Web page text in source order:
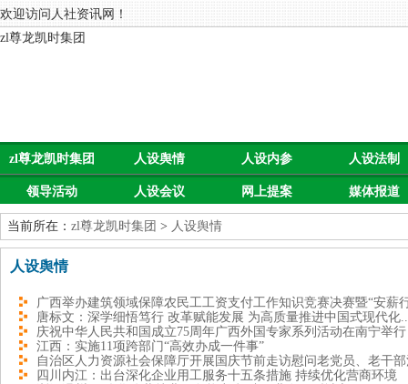
欢迎访问人社资讯网！
zl尊龙凯时集团
zl尊龙凯时集团 人设舆情 人设内参 人设法制
领导活动 人设会议 网上提案 媒体报道
当前所在： zl尊龙凯时集团 > 人设舆情
人设舆情
广西举办建筑领域保障农民工工资支付工作知识竞赛决赛暨“安薪
唐标文：深学细悟笃行 改革赋能发展 为高质量推进中国式现代化
庆祝中华人民共和国成立75周年广西外国专家系列活动在南宁举行
江西：实施11项跨部门“高效办成一件事”
自治区人力资源社会保障厅开展国庆节前走访慰问老党员、老干
四川内江：出台深化企业用工服务十五条措施 持续优化营商环境